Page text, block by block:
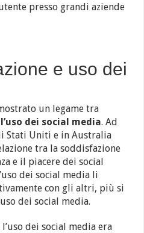
presso grandi aziende
e uso dei
un legame tra
dei social media. Ad
Stati Uniti e in Australia
tra la soddisfazione
e il piacere dei social
dei social media li
con gli altri, più si
dei social media.
dei social media era